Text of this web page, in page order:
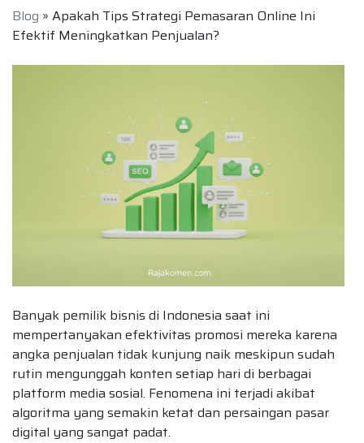
Blog » Apakah Tips Strategi Pemasaran Online Ini
Efektif Meningkatkan Penjualan?
Banyak pemilik bisnis di Indonesia saat ini
mempertanyakan efektivitas promosi mereka karena
angka penjualan tidak kunjung naik meskipun sudah
rutin mengunggah konten setiap hari di berbagai
platform media sosial. Fenomena ini terjadi akibat
algoritma yang semakin ketat dan persaingan pasar
digital yang sangat padat.